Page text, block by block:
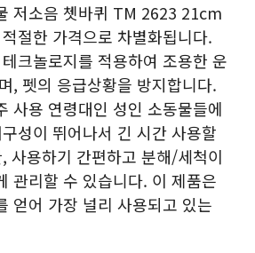
저소음 쳇바퀴 TM 2623 21cm
절한 가격으로 차별화됩니다.
크놀로지를 적용하여 조용한 운
, 펫의 응급상황을 방지합니다.
사용 연령대인 성인 소동물들에
성이 뛰어나서 긴 시간 사용할
사용하기 간편하고 분해/세척이
관리할 수 있습니다. 이 제품은
얻어 가장 널리 사용되고 있는